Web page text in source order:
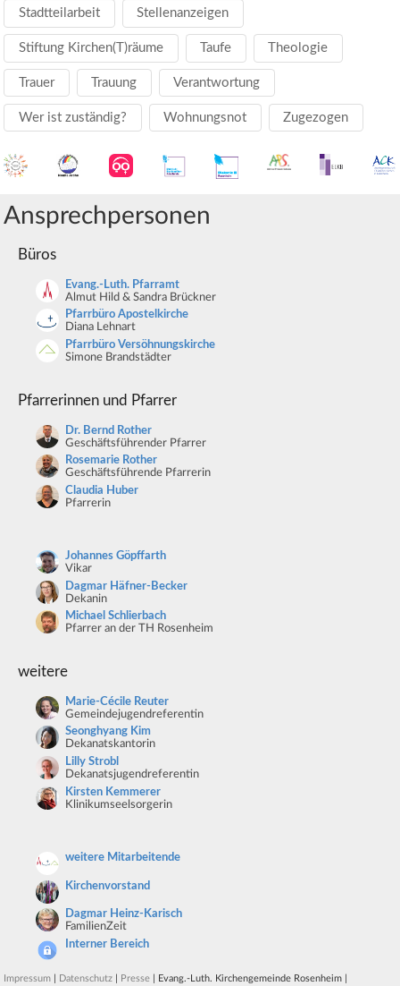
Stadtteilarbeit Stellenanzeigen
Stiftung Kirchen(T)räume Taufe Theologie
Trauer Trauung Verantwortung
Wer ist zuständig? Wohnungsnot Zugezogen
Ansprechpersonen
Büros
Evang.-Luth. Pfarramt
Almut Hild & Sandra Brückner
Pfarrbüro Apostelkirche
Diana Lehnart
Pfarrbüro Versöhnungskirche
Simone Brandstädter
Pfarrerinnen und Pfarrer
Dr. Bernd Rother
Geschäftsführender Pfarrer
Rosemarie Rother
Geschäftsführende Pfarrerin
Claudia Huber
Pfarrerin
Johannes Göpffarth
Vikar
Dagmar Häfner-Becker
Dekanin
Michael Schlierbach
Pfarrer an der TH Rosenheim
weitere
Marie-Cécile Reuter
Gemeindejugendreferentin
Seonghyang Kim
Dekanatskantorin
Lilly Strobl
Dekanatsjugendreferentin
Kirsten Kemmerer
Klinikumseelsorgerin
weitere Mitarbeitende
Kirchenvorstand
Dagmar Heinz-Karisch
FamilienZeit
Interner Bereich
Impressum Datenschutz Presse | Evang.-Luth. Kirchengemeinde Rosenheim |